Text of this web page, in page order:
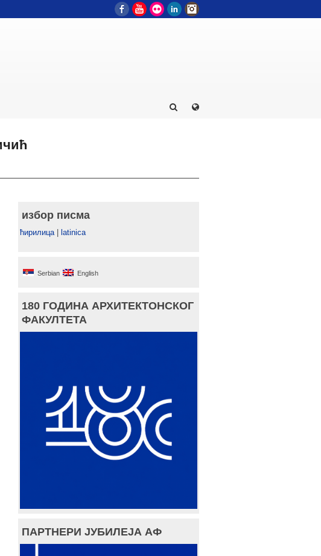
FacebookYouTube
Flickr LinkedIn
избор писма
ћирилица| latinica
Serbian English
180 ГОДИНА АРХИТЕКТОНСКОГ
ФАКУЛТЕТА
ПАРТНЕРИ ЈУБИЛЕЈА АФ